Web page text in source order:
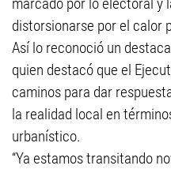
distorsionarse por el calor
Así lo reconoció un
quien destacó que el
caminos para dar
la realidad local en
urbanístico.
“Ya estamos transitando